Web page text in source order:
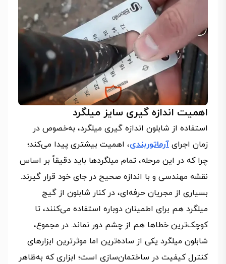
اهمیت اندازه گیری سایز میلگرد
استفاده از شابلون اندازه گیری میلگرد، به‌خصوص در
زمان اجرای آرماتوربندی، اهمیت بیشتری پیدا می‌کند؛
چرا که در این مرحله، تمام میلگردها باید دقیقاً بر اساس
نقشه مهندسی و با اندازه صحیح در جای خود قرار گیرند.
بسیاری از مجریان حرفه‌ای، در کنار شابلون از گیج
میلگرد هم برای اطمینان دوباره استفاده می‌کنند، تا
کوچک‌ترین خطاها هم از چشم دور نماند. در مجموع،
شابلون میلگرد یکی از ساده‌ترین اما موثرترین ابزارهای
کنترل کیفیت در ساختمان‌سازی است؛ ابزاری که به‌ظاهر